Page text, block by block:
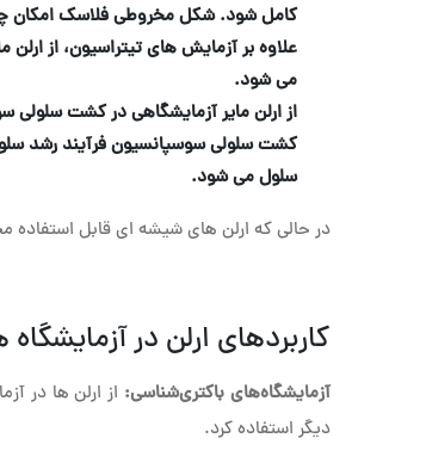
کامل شود. شکل مخروطی فلاسک امکان
علاوه بر آزمایش های تیتراسیون، از
می شود.
از ارلن مایر آزمایشگاهی در کشت سلولی
کشت سلولی سوسپانسیون فرآیند رشد
سلول می شود.
در حالی که ارلن های شیشه ای قابل استفاده
کاربردهای ارلن در
آزمایشگاه‌های باکتری‌شناسی: از ارلن ها در
دیگر استفاده کرد.